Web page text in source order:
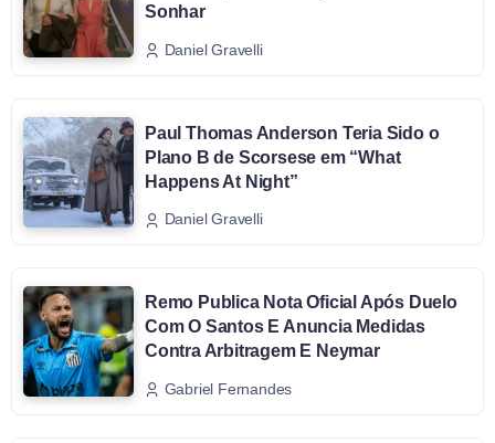
Sonhar
Daniel Gravelli
Paul Thomas Anderson Teria Sido o
Plano B de Scorsese em “What
Happens At Night”
Daniel Gravelli
Remo Publica Nota Oficial Após Duelo
Com O Santos E Anuncia Medidas
Contra Arbitragem E Neymar
Gabriel Fernandes